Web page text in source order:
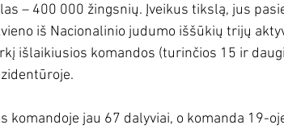
– 400 000 žingsnių. Įveikus tikslą, jus
iš Nacionalinio judumo iššūkių trijų
išlaikiusios komandos (turinčios 15 ir
jau 67 dalyviai, o komanda 19-